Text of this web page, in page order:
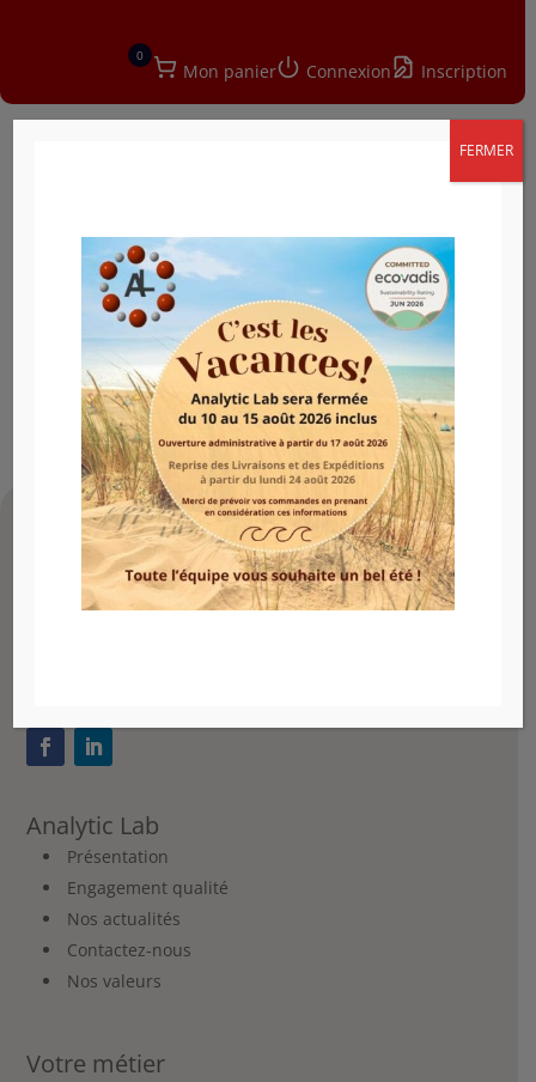
0
Mon panier Connexion Inscription
a
Analytic Lab
Présentation
Engagement qualité
Nos actualités
Contactez-nous
Nos valeurs
Votre métier
FERMER